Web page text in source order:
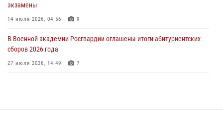
экзамены
14 июля 2026, 04:56 9
В Военной академии Росгвардии оглашены итоги абитуриентских
сборов 2026 года
27 июля 2026, 14:49 7